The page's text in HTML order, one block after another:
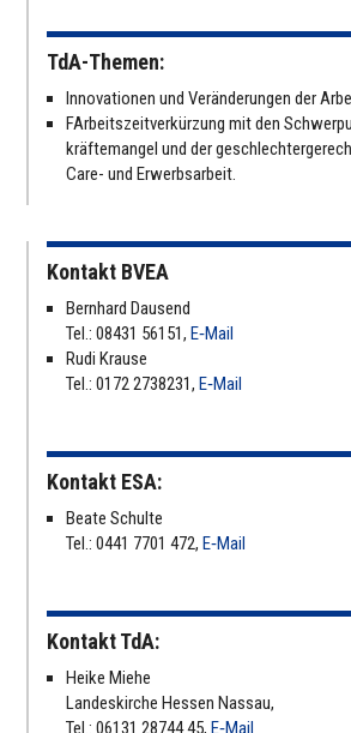
TdA-Themen:
Inno­va­tio­nen und Ver­än­de­run­gen der
FAr­beits­zeit­ver­kür­zung mit den
kräf­te­man­gel und der
Care- und Erwerbs­ar­beit.
Kontakt BVEA
Bernhard Dausend
Tel.: 08431 56151,E‑Mail
Rudi Krause
Tel.: 0172 2738231,E‑Mail
Kontakt ESA:
Beate Schulte
Tel.: 0441 7701 472,E‑Mail
Kontakt TdA:
Heike Miehe
Lan­des­kir­che Hessen Nassau,
Tel.: 06131 28744 45,E‑Mail